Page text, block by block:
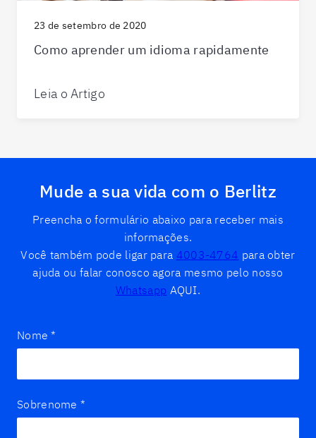
23 de setembro de 2020
Como aprender um idioma rapidamente
Leia o Artigo
Mude a sua vida com o Berlitz
Preencha o formulário abaixo para receber mais
informações.
Você também pode ligar para 4003-4764 para obter
ajuda ou falar conosco agora mesmo pelo nosso
Whatsapp AQUI.
Nome *
Sobrenome *